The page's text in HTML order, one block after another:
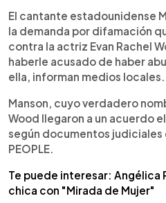
► Escuchar artículo
El cantante estadounidense
la demanda por difamación
contra la actriz Evan Rachel
haberle acusado de haber
ella, informan medios locales.
Manson, cuyo verdadero
Wood llegaron a un acuerdo
según documentos
PEOPLE.
Te puede interesar: Angélica
chica con "Mirada de Mujer"